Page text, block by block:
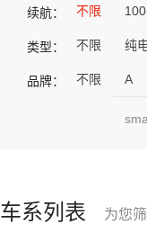
续航： 不限
类型： 不限 纯
品牌： 不限 A
车系列表 为您